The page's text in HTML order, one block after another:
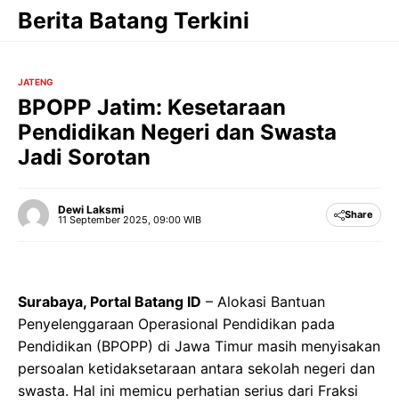
Langsung
Berita Batang Terkini
JATENG
BPOPP Jatim: Kesetaraan
Pendidikan Negeri dan Swasta
Jadi Sorotan
Dewi Laksmi
11 September 2025, 09:00 WIB Share
Surabaya, Portal Batang ID – Alokasi Bantuan
Penyelenggaraan Operasional Pendidikan pada
Pendidikan (BPOPP) di Jawa Timur masih menyisakan
persoalan ketidaksetaraan antara sekolah negeri dan
swasta. Hal ini memicu perhatian serius dari Fraksi